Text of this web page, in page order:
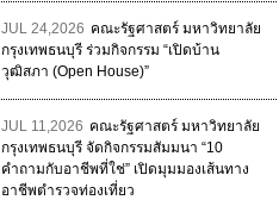
JUL 24,2026 คณะรัฐศาสตร์ มหาวิทยาลัย
กรุงเทพธนบุรี ร่วมกิจกรรม “เปิดบ้าน
วุฒิสภา (Open House)”
JUL 11,2026 คณะรัฐศาสตร์ มหาวิทยาลัย
กรุงเทพธนบุรี จัดกิจกรรมสัมมนา “10
คำถามกับอาชีพที่ใช่” เปิดมุมมองเส้นทาง
อาชีพตำรวจท่องเที่ยว